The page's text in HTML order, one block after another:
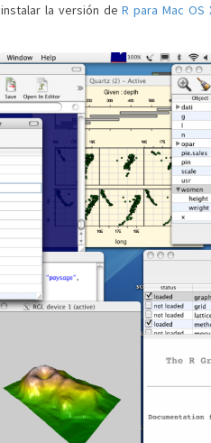
la versión deR para Mac OS